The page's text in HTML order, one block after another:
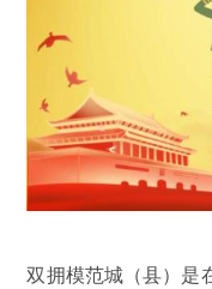
双拥模范城（县）是